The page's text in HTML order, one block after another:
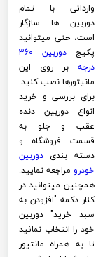
وارداتی با تمام
دوربین ها سازگار
است، حتی میتوانید
پکیج
دوربین 360
درجه بر روی این
مانیتورها نصب کنید.
برای بررسی و خرید
انواع دوربین دنده
عقب و جلو به
قسمت فروشگاه و
دسته بندی دوربین
خودرو مراجعه نمایید.
همچنین میتوانید در
کنار دکمه "افزودن به
سبد خرید" دوربین
خود را انتخاب نمائید
تا به همراه مانتیور